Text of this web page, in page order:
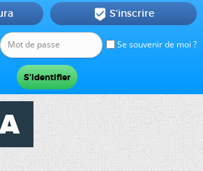
Se souvenir de moi ?
 S'inscrire